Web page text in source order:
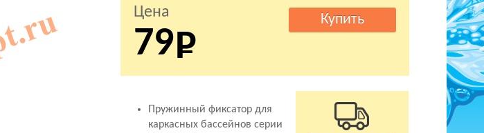
Цена
79
Пружинный фиксатор для
каркасных бассейнов серии